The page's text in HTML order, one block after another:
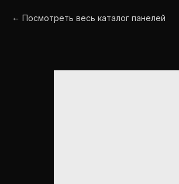
Посмотреть весь каталог панелей